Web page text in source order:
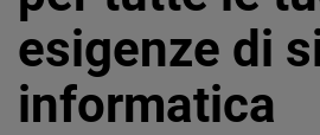
esigenze di
informatica